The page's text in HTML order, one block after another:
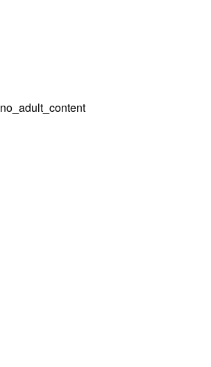
no_adult_content